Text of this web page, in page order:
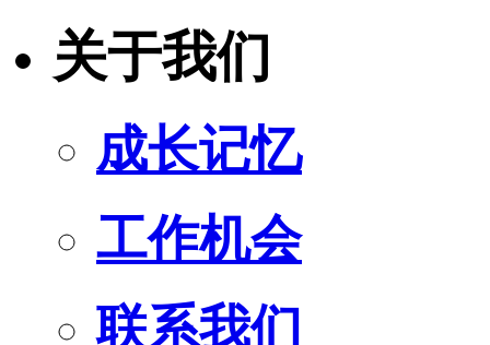
关于我们
成长记忆
工作机会
联系我们